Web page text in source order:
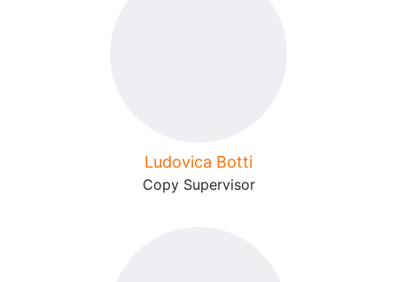
Ludovica Botti
Copy Supervisor